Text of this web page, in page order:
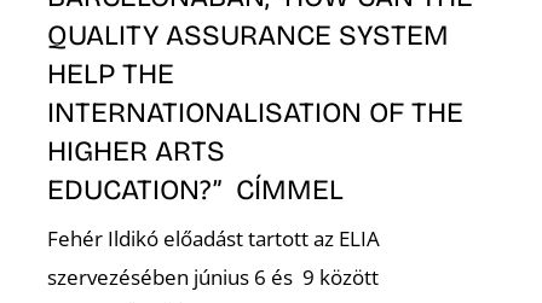
QUALITY ASSURANCE SYSTEM
HELP THE
INTERNATIONALISATION OF THE
HIGHER ARTS
EDUCATION?” CÍMMEL
Fehér Ildikó előadást tartott az ELIA
szervezésében június 6 és 9 között